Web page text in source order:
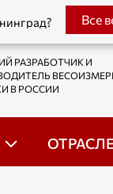
Все
РАЗРАБОТЧИК И
В РОССИИ